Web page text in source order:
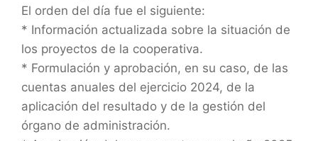
El orden del día fue el siguiente:
* Información actualizada sobre la situación de
los proyectos de la cooperativa.
* Formulación y aprobación, en su caso, de las
cuentas anuales del ejercicio 2024, de la
aplicación del resultado y de la gestión del
órgano de administración.